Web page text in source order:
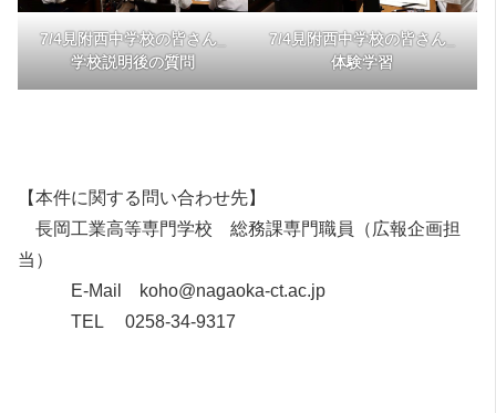
7/4見附西中学校の皆さん_
学校説明後の質問
7/4見附西中学校の皆さん_
体験学習
【本件に関する問い合わせ先】
長岡工業高等専門学校 総務課専門職員（広報企画担
当）
E-Mail koho@nagaoka-ct.ac.jp
TEL 0258-34-9317